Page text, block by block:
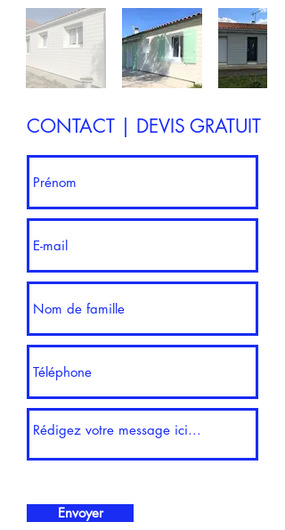
CONTACT | DEVIS GRATUIT
Envoyer